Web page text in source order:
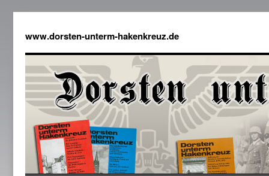
www.dorsten-unterm-hakenkreuz.de